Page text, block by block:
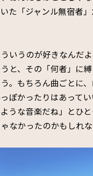
た「ジャンル無宿者
いうのが好きなんだよ
と、その「何者」に
。もちろん曲ごとに
ぽかったりはあって
うな音楽だね」とひ
なかったのかもしれな